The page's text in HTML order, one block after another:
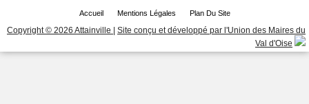
Accueil Mentions Légales Plan Du Site
Copyright © 2026 Attainville | Site conçu et développé par l'Union des Maires du
Val d'Oise